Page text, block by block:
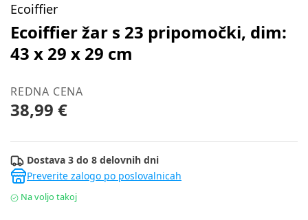
Ecoiffier
Ecoiffier žar s 23 pripomočki, dim:
43 x 29 x 29 cm
REDNA CENA
38,99 €
Dostava 3 do 8 delovnih dni
Preverite zalogo po poslovalnicah
Na voljo takoj